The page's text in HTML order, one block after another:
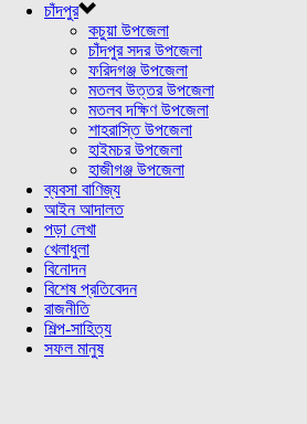
চাঁদপুর
কচুয়া উপজেলা
চাঁদপুর সদর উপজেলা
ফরিদগঞ্জ উপজেলা
মতলব উত্তর উপজেলা
মতলব দক্ষিণ উপজেলা
শাহরাস্তি উপজেলা
হাইমচর উপজেলা
হাজীগঞ্জ উপজেলা
ব্যবসা বাণিজ্য
আইন আদালত
পড়া লেখা
খেলাধুলা
বিনোদন
বিশেষ প্রতিবেদন
রাজনীতি
শিল্প-সাহিত্য
সফল মানুষ